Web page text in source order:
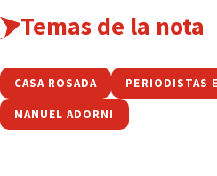
Temas de la nota
CASA ROSADA
MANUEL ADORNI